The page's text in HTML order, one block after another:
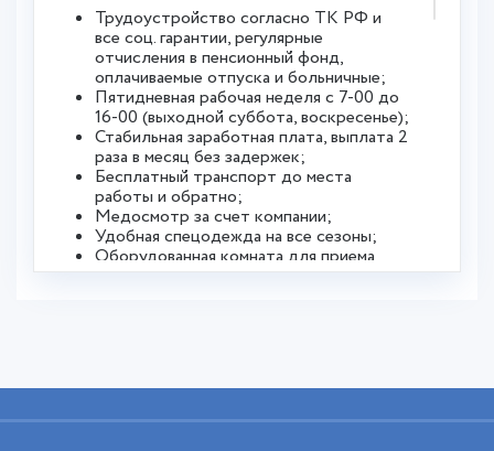
Требования:
Высшее профессиональное образование
по направлению
Знание налогов на прибыль, налог на
землю, транспортный налог, налог на
имущество
Умение работать с программами 1С,
Excel
Релевантный опыт работы будет
преимуществом
Если вы хотите работать в команде
профессионалов звоните по телефону:
Трудоустройство согласно ТК РФ и
все соц. гарантии, регулярные
отчисления в пенсионный фонд,
оплачиваемые отпуска и больничные;
Пятидневная рабочая неделя с 7-00 до
16-00 (выходной суббота, воскресенье);
Стабильная заработная плата, выплата 2
раза в месяц без задержек;
Бесплатный транспорт до места
работы и обратно;
Медосмотр за счет компании;
Удобная спецодежда на все сезоны;
Оборудованная комната для приема
Обязанности: